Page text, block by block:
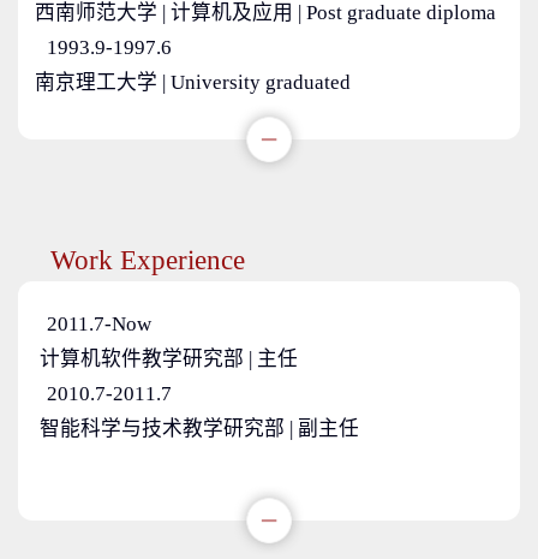
西南师范大学 | 计算机及应用 | Post graduate diploma
1993.9-1997.6
南京理工大学 | University graduated
Work Experience
2011.7-Now
计算机软件教学研究部 | 主任
2010.7-2011.7
智能科学与技术教学研究部 | 副主任